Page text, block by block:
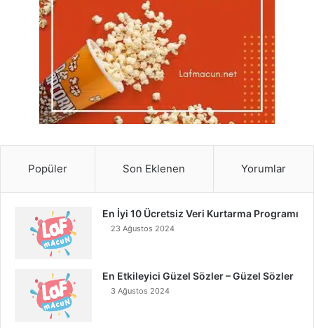
Popüler Son Eklenen Yorumlar
En İyi 10 Ücretsiz Veri Kurtarma Programı
23 Ağustos 2024
En Etkileyici Güzel Sözler – Güzel Sözler
3 Ağustos 2024